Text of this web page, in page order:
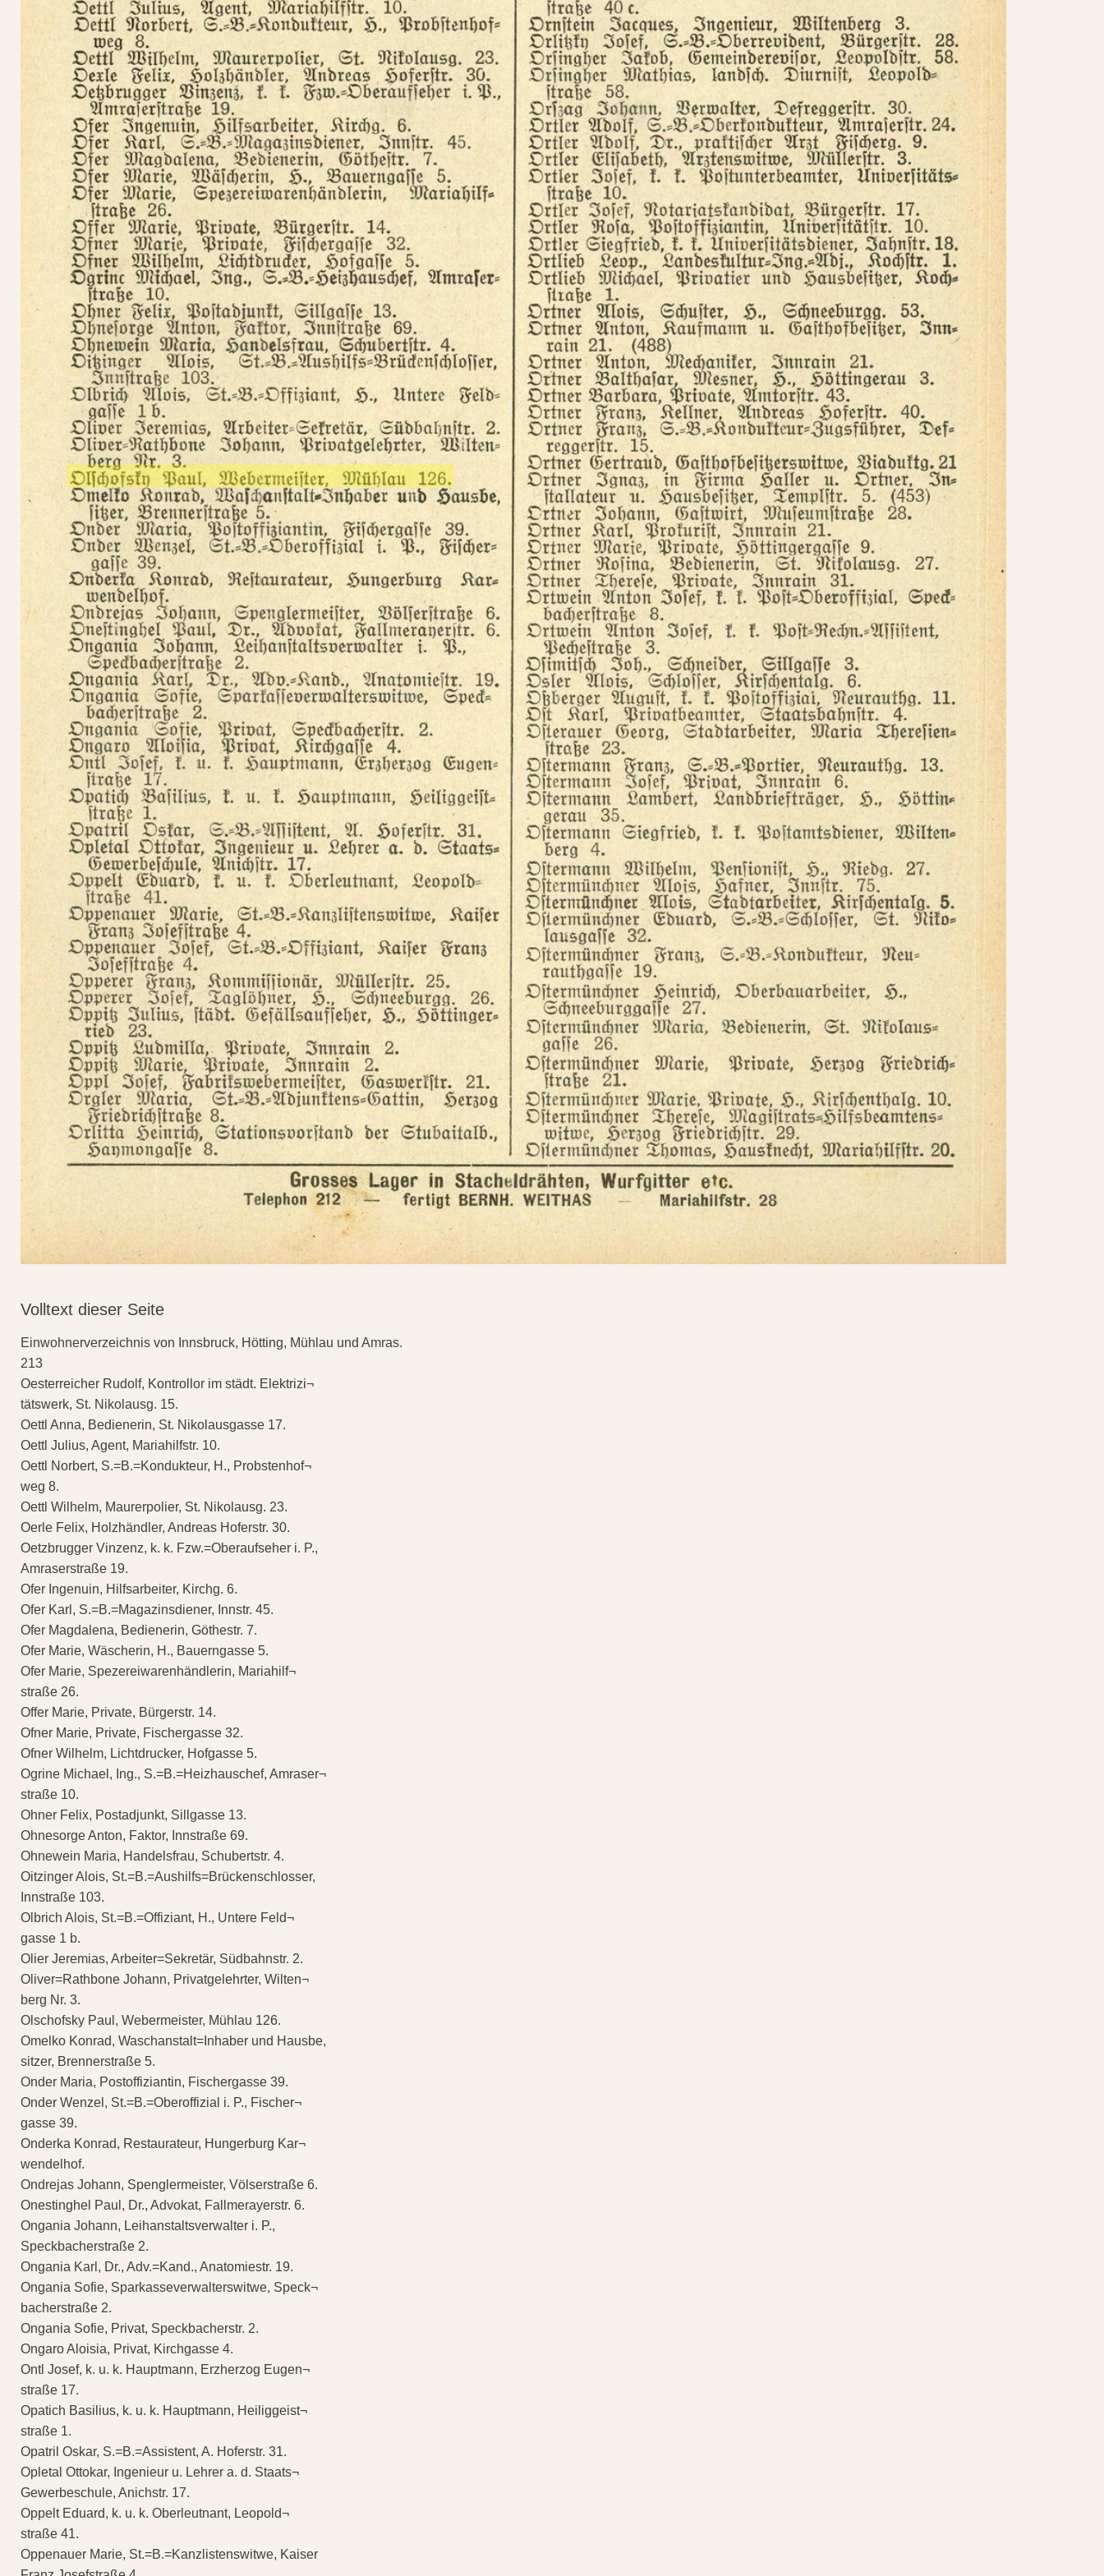
Volltext dieser Seite
Einwohnerverzeichnis von Innsbruck, Hötting, Mühlau und Amras.
213
Oesterreicher Rudolf, Kontrollor im städt. Elektrizi¬
tätswerk, St. Nikolausg. 15.
Oettl Anna, Bedienerin, St. Nikolausgasse 17.
Oettl Julius, Agent, Mariahilfstr. 10.
Oettl Norbert, S.=B.=Kondukteur, H., Probstenhof¬
weg 8.
Oettl Wilhelm, Maurerpolier, St. Nikolausg. 23.
Oerle Felix, Holzhändler, Andreas Hoferstr. 30.
Oetzbrugger Vinzenz, k. k. Fzw.=Oberaufseher i. P.,
Amraserstraße 19.
Ofer Ingenuin, Hilfsarbeiter, Kirchg. 6.
Ofer Karl, S.=B.=Magazinsdiener, Innstr. 45.
Ofer Magdalena, Bedienerin, Göthestr. 7.
Ofer Marie, Wäscherin, H., Bauerngasse 5.
Ofer Marie, Spezereiwarenhändlerin, Mariahilf¬
straße 26.
Offer Marie, Private, Bürgerstr. 14.
Ofner Marie, Private, Fischergasse 32.
Ofner Wilhelm, Lichtdrucker, Hofgasse 5.
Ogrine Michael, Ing., S.=B.=Heizhauschef, Amraser¬
straße 10.
Ohner Felix, Postadjunkt, Sillgasse 13.
Ohnesorge Anton, Faktor, Innstraße 69.
Ohnewein Maria, Handelsfrau, Schubertstr. 4.
Oitzinger Alois, St.=B.=Aushilfs=Brückenschlosser,
Innstraße 103.
Olbrich Alois, St.=B.=Offiziant, H., Untere Feld¬
gasse 1 b.
Olier Jeremias, Arbeiter=Sekretär, Südbahnstr. 2.
Oliver=Rathbone Johann, Privatgelehrter, Wilten¬
berg Nr. 3.
Olschofsky Paul, Webermeister, Mühlau 126.
Omelko Konrad, Waschanstalt=Inhaber und Hausbe,
sitzer, Brennerstraße 5.
Onder Maria, Postoffiziantin, Fischergasse 39.
Onder Wenzel, St.=B.=Oberoffizial i. P., Fischer¬
gasse 39.
Onderka Konrad, Restaurateur, Hungerburg Kar¬
wendelhof.
Ondrejas Johann, Spenglermeister, Völserstraße 6.
Onestinghel Paul, Dr., Advokat, Fallmerayerstr. 6.
Ongania Johann, Leihanstaltsverwalter i. P.,
Speckbacherstraße 2.
Ongania Karl, Dr., Adv.=Kand., Anatomiestr. 19.
Ongania Sofie, Sparkasseverwalterswitwe, Speck¬
bacherstraße 2.
Ongania Sofie, Privat, Speckbacherstr. 2.
Ongaro Aloisia, Privat, Kirchgasse 4.
Ontl Josef, k. u. k. Hauptmann, Erzherzog Eugen¬
straße 17.
Opatich Basilius, k. u. k. Hauptmann, Heiliggeist¬
straße 1.
Opatril Oskar, S.=B.=Assistent, A. Hoferstr. 31.
Opletal Ottokar, Ingenieur u. Lehrer a. d. Staats¬
Gewerbeschule, Anichstr. 17.
Oppelt Eduard, k. u. k. Oberleutnant, Leopold¬
straße 41.
Oppenauer Marie, St.=B.=Kanzlistenswitwe, Kaiser